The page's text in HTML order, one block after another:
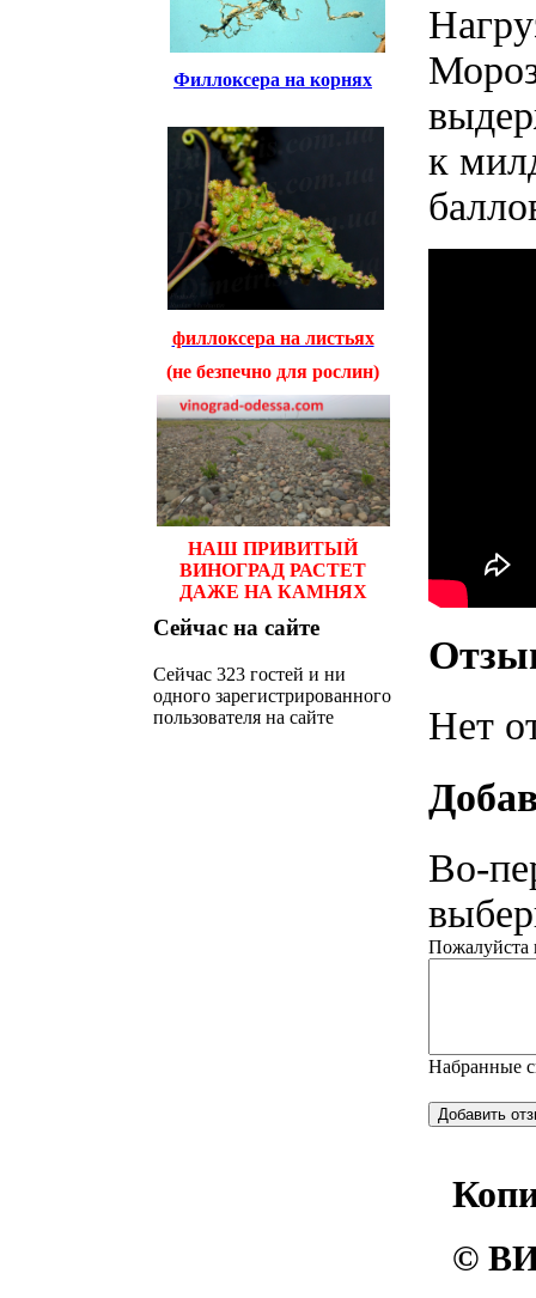
Филлоксера на корнях
филлоксера на листьях
(не безпечно для рослин)
НАШ ПРИВИТЫЙ
ВИНОГРАД РАСТЕТ
ДАЖЕ НА КАМНЯХ
Сейчас на сайте
Сейчас 323 гостей и ни
одного зарегистрированного
пользователя на сайте
к
Нет
Во-
Пожалуйста
Набранные
©